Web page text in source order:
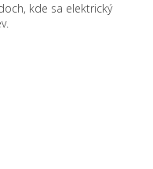
kde sa elektrický